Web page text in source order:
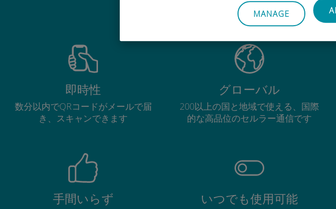
MANAGE
Ubigi International
即時性
数分以内でQRコードがメールで届
き、スキャンできます
グローバル
200以上の国と地域で使える、国際
的な高品位のセルラー通信です
手間いらず いつでも使用可能